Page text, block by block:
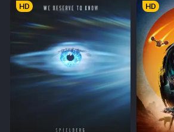
HD HD